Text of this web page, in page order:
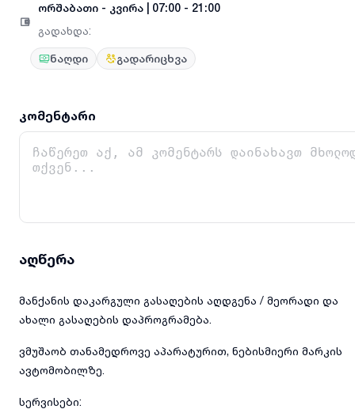
ორშაბათი - კვირა 07:00 - 21:00
გადახდა:
ნაღდი გადარიცხვა
კომენტარი
აღწერა
მანქანის დაკარგული გასაღების აღდგენა / მეორადი და
ახალი გასაღების დაპროგრამება.
ვმუშაობ თანამედროვე აპარატურით, ნებისმიერი მარკის
ავტომობილზე.
სერვისები: